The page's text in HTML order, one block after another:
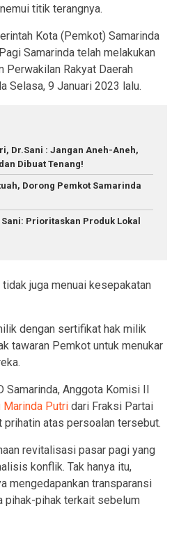
titik terangnya.
Kota (Pemkot) Samarinda
Samarinda telah melakukan
Perwakilan Rakyat Daerah
Selasa, 9 Januari 2023 lalu.
Dr.Sani : Jangan Aneh-Aneh,
Dibuat Tenang!
Dorong Pemkot Samarinda
Prioritaskan Produk Lokal
juga menuai kesepakatan
dengan sertifikat hak milik
tawaran Pemkot untuk menukar
Samarinda, Anggota Komisi II
Marinda Putri dari Fraksi Partai
prihatin atas persoalan tersebut.
revitalisasi pasar pagi yang
konflik. Tak hanya itu,
mengedapankan transparansi
pihak-pihak terkait sebelum